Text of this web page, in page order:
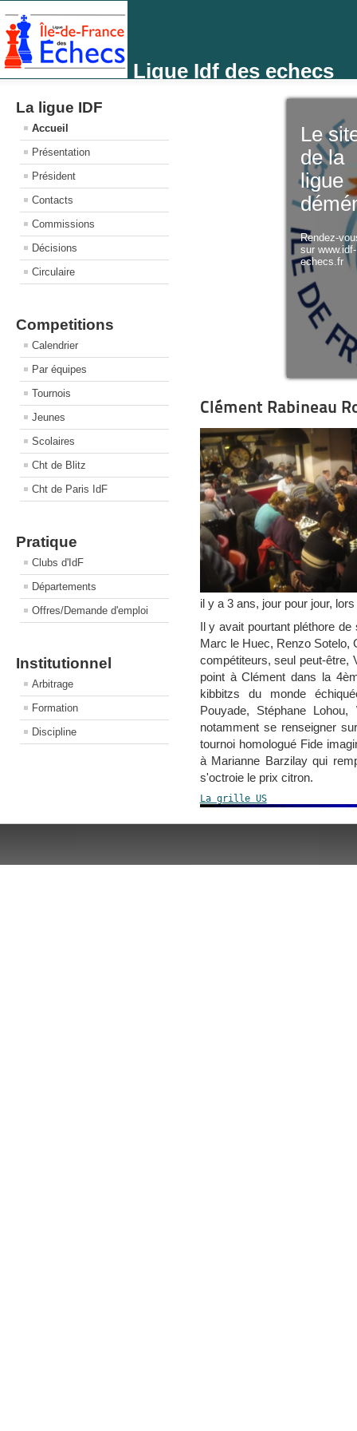
Ligue Idf des echecs
La ligue IDF
Accueil
Présentation
Président
Contacts
Commissions
Décisions
Circulaire
Competitions
Calendrier
Par équipes
Tournois
Jeunes
Scolaires
Cht de Blitz
Cht de Paris IdF
Pratique
Clubs d'IdF
Départements
Offres/Demande d'emploi
Institutionnel
Arbitrage
Formation
Discipline
Le
de la
ligue
Rendez-
sur
echecs.fr
Clément Rabineau
il y a 3 ans, jour pour jour,
Il y avait pourtant pléthore
Marc le Huec, Renzo Sotelo,
compétiteurs, seul peut-être,
point à Clément dans la
kibbitzs du monde
Pouyade, Stéphane
notamment se renseigner
tournoi homologué Fide
à Marianne Barzilay qui
s'octroie le prix citron.
La grille US